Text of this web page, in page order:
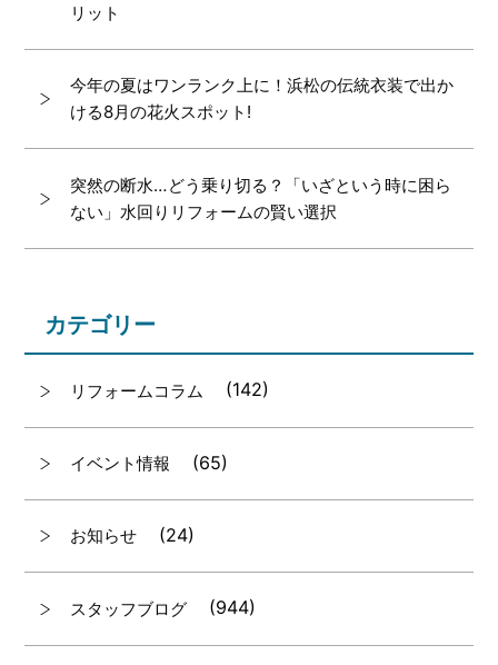
リット
今年の夏はワンランク上に！浜松の伝統衣装で出か
ける8月の花火スポット!
突然の断水…どう乗り切る？「いざという時に困ら
ない」水回りリフォームの賢い選択
カテゴリー
リフォームコラム (142)
イベント情報 (65)
お知らせ (24)
スタッフブログ (944)